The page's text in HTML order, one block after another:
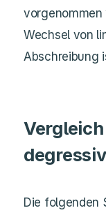
Wechsel von
Abschreibung
Die folgenden